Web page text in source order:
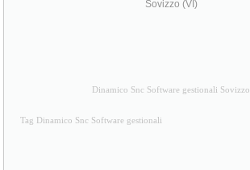
Sovizzo (VI)
Dinamico Snc Software gestionali Sovizzo
Tag Dinamico Snc Software gestionali